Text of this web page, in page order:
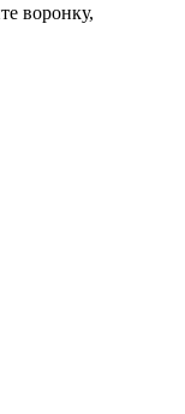
воронку,